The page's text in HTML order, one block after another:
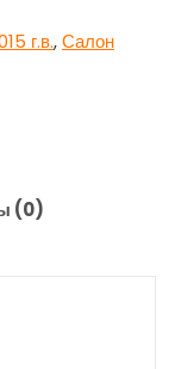
г.в.,Салон
(0)